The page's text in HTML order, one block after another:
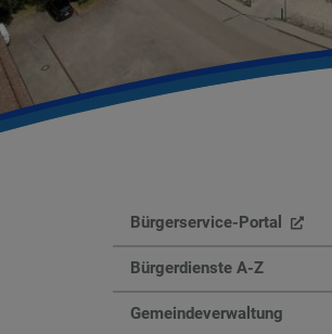
Bürgerservice-Portal
Bürgerdienste A-Z
Gemeindeverwaltung